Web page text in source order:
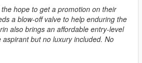
hope to get a promotion on their
a blow-off valve to help enduring the
also brings an affordable entry-level
but no luxury included. No